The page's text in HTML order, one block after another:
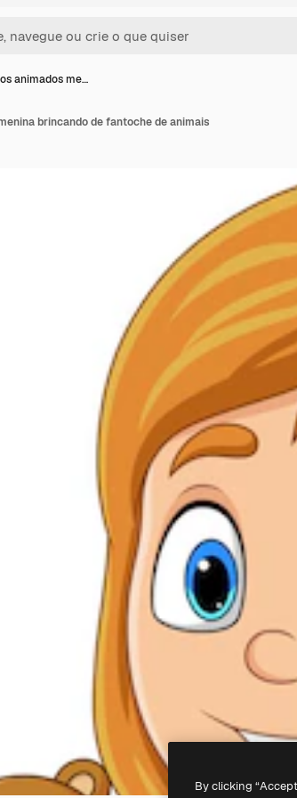
animados me…
brincando de fantoche de animais
By clicking